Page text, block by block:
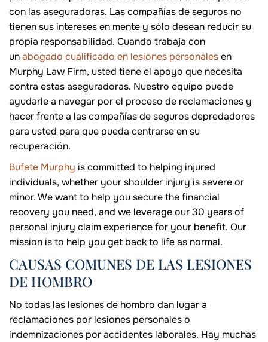
con las aseguradoras. Las compañías de seguros no
tienen sus intereses en mente y sólo desean reducir su
propia responsabilidad. Cuando trabaja con
unabogado cualificado en lesiones personalesen
Murphy Law Firm, usted tiene el apoyo que necesita
contra estas aseguradoras. Nuestro equipo puede
ayudarle a navegar por el proceso de reclamaciones y
hacer frente a las compañías de seguros depredadores
para usted para que pueda centrarse en su
recuperación.
Bufete Murphy is committed to helping injured
individuals, whether your shoulder injury is severe or
minor. We want to help you secure the financial
recovery you need, and we leverage our 30 years of
personal injury claim experience for your benefit. Our
mission is to help you get back to life as normal.
CAUSAS COMUNES DE LAS LESIONES
DE HOMBRO
No todas las lesiones de hombro dan lugar a
reclamaciones por lesiones personales o
indemnizaciones por accidentes laborales. Hay muchas